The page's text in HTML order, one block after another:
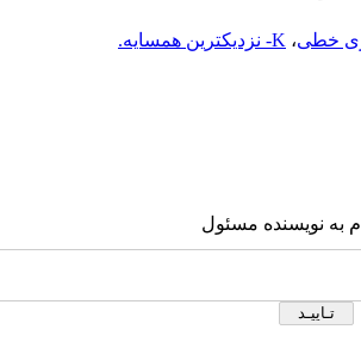
خطی، K- نزدیکترین همسایه.
به نویسنده مسئول